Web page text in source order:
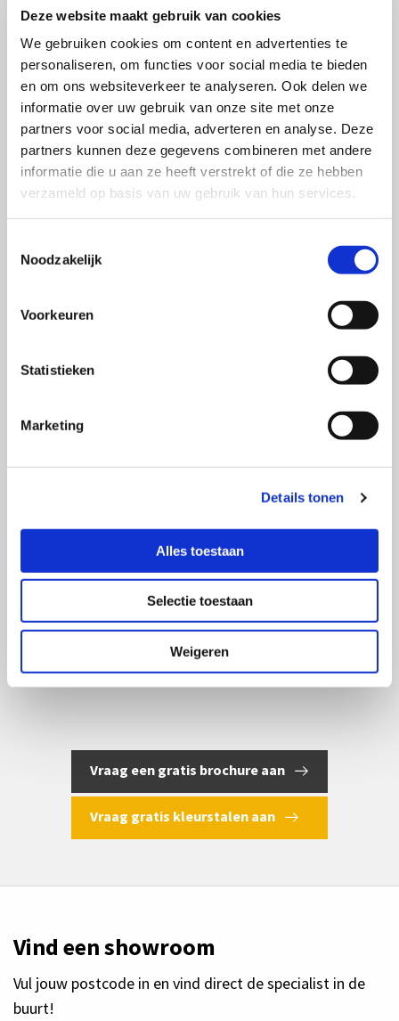
Deze website maakt gebruik van cookies
We gebruiken cookies om content en advertenties te
personaliseren, om functies voor social media te bieden
en om ons websiteverkeer te analyseren. Ook delen we
informatie over uw gebruik van onze site met onze
partners voor social media, adverteren en analyse. Deze
partners kunnen deze gegevens combineren met andere
informatie die u aan ze heeft verstrekt of die ze hebben
verzameld op basis van uw gebruik van hun services.
Noodzakelijk
Voorkeuren
Statistieken
Marketing
Details tonen
Alles toestaan
Selectie toestaan
Weigeren
Vraag een gratis brochure aan
Vraag gratis kleurstalen aan
Vind een showroom
Vul jouw postcode in en vind direct de specialist in de
buurt!